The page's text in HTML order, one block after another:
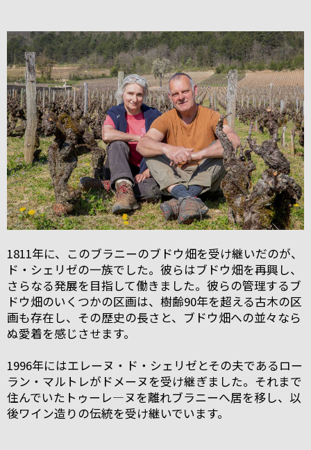
1811年に、このブラニーのブドウ畑を受け継いだのが、
ド・シェリゼの一族でした。彼らはブドウ畑を再興し、
さらなる発展を目指して働きました。彼らの管理するブ
ドウ畑のいくつかの区画は、樹齢90年を超える古木の区
画も存在し、その歴史の長さと、ブドウ畑への並々なら
ぬ愛着を感じさせます。
1996年にはエレーヌ・ド・シェリゼとその夫であるロー
ラン・マルトレがドメーヌを受け継ぎました。それまで
住んでいたトゥーレ―ヌを離れブラニーへ居を移し、以
後ワイン造りの伝統を受け継いでいます。